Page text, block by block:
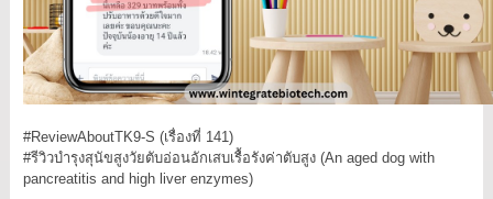
#ReviewAboutTK9-S (เรื่องที่ 141)
#รีวิวบำรุงสุนัขสูงวัยตับอ่อนอักเสบเรื้อรังค่าตับสูง(An aged dog with
pancreatitis and high liver enzymes)